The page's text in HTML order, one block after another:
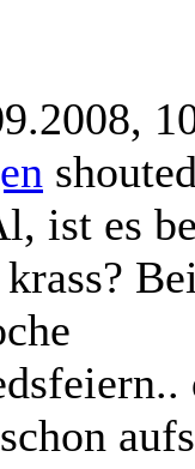
ist es